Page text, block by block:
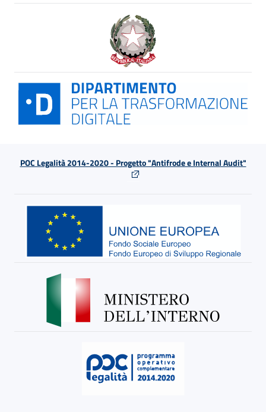
POC Legalità 2014-2020 - Progetto "Antifrode e Internal Audit"